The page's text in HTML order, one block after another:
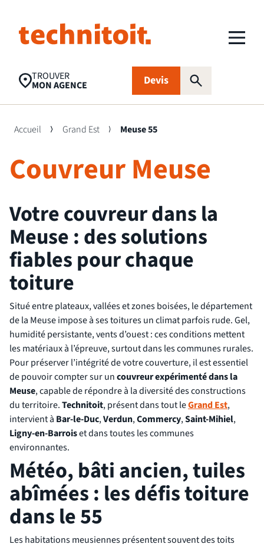
TROUVER
MON AGENCE Devis
Recherches populaires
Isolation
Traitement
d’humidité
FAQ
Accueil Grand Est Meuse 55
Couvreur Meuse
Votre couvreur dans la
Meuse : des solutions
fiables pour chaque
toiture
Situé entre plateaux, vallées et zones boisées, le département
de la Meuse impose à ses toitures un climat parfois rude. Gel,
humidité persistante, vents d’ouest : ces conditions mettent
les matériaux à l’épreuve, surtout dans les communes rurales.
Pour préserver l’intégrité de votre couverture, il est essentiel
de pouvoir compter sur uncouvreur expérimenté dans la
Meuse, capable de répondre à la diversité des constructions
du territoire.Technitoit, présent dans tout leGrand Est,
intervient à Bar-le-Duc,Verdun,Commercy,Saint-Mihiel,
Ligny-en-Barroiset dans toutes les communes
environnantes.
Météo, bâti ancien, tuiles
abîmées : les défis toiture
dans le 55
Les habitations meusiennes présentent souvent des toits